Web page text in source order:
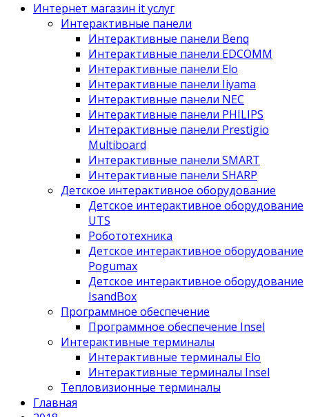
Интернет магазин it услуг
Интерактивные панели
Интерактивные панели Benq
Интерактивные панели EDCOMM
Интерактивные панели Elo
Интерактивные панели Iiyama
Интерактивные панели NEC
Интерактивные панели PHILIPS
Интерактивные панели Prestigio
Multiboard
Интерактивные панели SMART
Интерактивные панели SHARP
Детское интерактивное оборудование
Детское интерактивное оборудование
UTS
Робототехника
Детское интерактивное оборудование
Pogumax
Детское интерактивное оборудование
IsandBox
Программное обеспечение
Программное обеспечение Insel
Интерактивные терминалы
Интерактивные терминалы Elo
Интерактивные терминалы Insel
Тепловизионные терминалы
Главная